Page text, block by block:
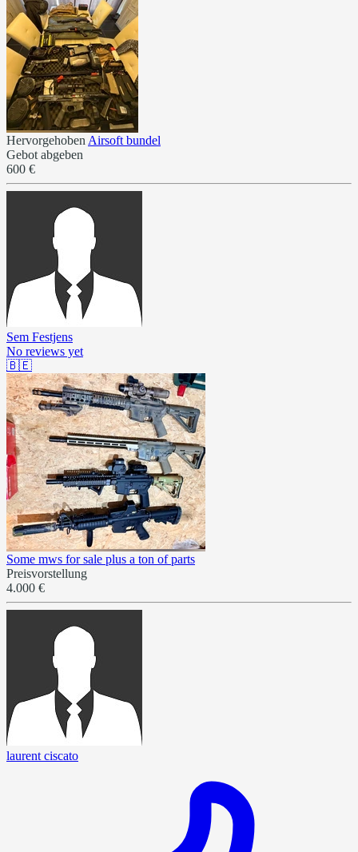
Hervorgehoben Airsoft bundel
Gebot abgeben
600 €
Sem Festjens
No reviews yet
🇧🇪
Some mws for sale plus a ton of parts
Preisvorstellung
4.000 €
laurent ciscato